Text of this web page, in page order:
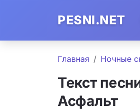
PESNI.NET
Главная Ночные
Текст
Асфальт